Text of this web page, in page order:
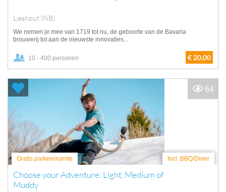
Lieshout (NB)
We nemen je mee van 1719 tot nu, de geboorte van de Bavaria
brouwerij tot aan de nieuwste innovaties...
10 - 400 personen € 20,00
Gratis parkeerruimte Incl. BBQ/Diner
Choose your Adventure: Light, Medium of
Muddy
64